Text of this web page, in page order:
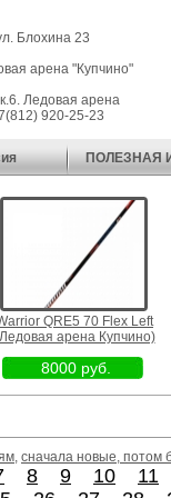
Блохина 23
арена "Купчино"
Ледовая арена
920-25-23
ПОЛЕЗНАЯ
70 Flex Left
арена Купчино)
8000 руб.
CCM
, сначала новые, потом
8 9 10 11